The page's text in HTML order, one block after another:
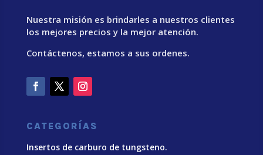
Nuestra misión es brindarles a nuestros clientes
los mejores precios y la mejor atención.
Contáctenos, estamos a sus ordenes.
CATEGORÍAS
Insertos de carburo de tungsteno.